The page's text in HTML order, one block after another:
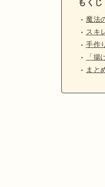
もくじ
魔法
スキ
手作
「
まと